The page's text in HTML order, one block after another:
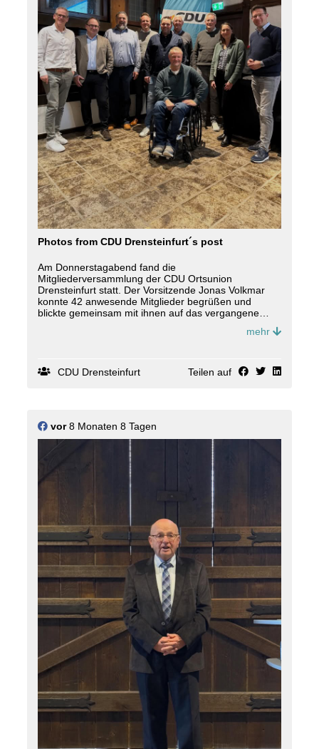
Photos from CDU Drensteinfurt´s post
Am Donnerstagabend fand die
Mitgliederversammlung der CDU Ortsunion
Drensteinfurt statt. Der Vorsitzende Jonas Volkmar
konnte 42 anwesende Mitglieder begrüßen und
blickte gemeinsam mit ihnen auf das vergangene
von seinen ersten Wochen im Amt. Neben dem
Im Anschluss wurde der Vorstand neu gewählt. An
der Spitze der Ortsunion steht weiterhin Jonas
Volkmar. Auch bei den übrigen Vorstandsämtern gab
es keine Veränderungen.
Nach den Wahlen folgte mit dem gemeinsamen
Grünkohl-Kartoffel-Eintopf ein gemeinsames
Abendessen. Zudem nutzten die Mitglieder die
Gelegenheit zum Austausch über aktuelle politische
Themen. Den Abschluss der Versammlung bildeten
zahlreiche Ehrungen für 25-, 40- und 50-jährige
Mitgliedschaften in der CDU. Für einen besonderen
Rahmen sorgte Manuela de Vaal, die mit einer
Zeitreise durch welt- und kommunalpolitische
Ereignisse der jeweiligen Eintrittsjahre einen
informativen Rückblick auf die politische Entwicklung
dieser Jahre gab. # cdu drensteinfurt
mehr
CDU Drensteinfurt Teilen auf
vor8 Monaten 8 Tagen